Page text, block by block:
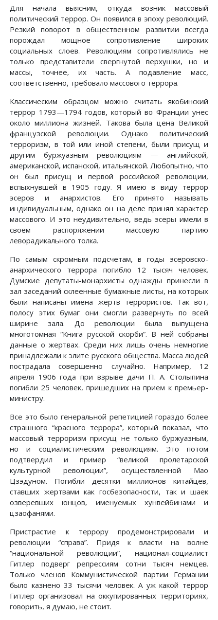
Для начала выясним, откуда возник массовый
политический террор. Он появился в эпоху революций.
Резкий поворот в общественном развитии всегда
порождал мощное сопротивление широких
социальных слоев. Революциям сопротивлялись не
только представители свергнутой верхушки, но и
массы, точнее, их часть. А подавление масс,
соответственно, требовало массового террора.
Классическим образцом можно считать якобинский
террор 1793—1794 годов, который во Франции унес
около миллиона жизней. Такова была цена Великой
французской революции. Однако политический
терроризм, в той или иной степени, были присущ и
другим буржуазным революциям — английской,
американской, испанской, итальянской. Любопытно, что
он был присущ и первой российской революции,
вспыхнувшей в 1905 году. Я имею в виду террор
эсеров и анархистов. Его принято называть
индивидуальным, однако он на деле принял характер
массового. И это неудивительно, ведь эсеры имели в
своем распоряжении массовую партию
леворадикального толка.
По самым скромным подсчетам, в годы эсеровско-
анархического террора погибло 12 тысяч человек.
Думские депутаты-монархисты однажды принесли в
зал заседаний склеенные бумажные листы, на которых
были написаны имена жертв террористов. Так вот,
полосу этих бумаг они смогли развернуть по всей
ширине зала. До революции была выпущена
многотомная “Книга русской скорби”. В ней собраны
данные о жертвах. Среди них лишь очень немногие
принадлежали к элите русского общества. Масса людей
пострадала совершенно случайно. Например, 12
апреля 1906 года при взрыве дачи П. А. Столыпина
погибли 25 человек, пришедших на прием к премьер-
министру.
Все это было генеральной репетицией гораздо более
страшного “красного террора”, который показал, что
массовый терроризм присущ не только буржуазным,
но и социалистическим революциям. Это потом
подтвердил и пример “великой пролетарской
культурной революции”, осуществленной Мао
Цзэдуном. Погибли десятки миллионов китайцев,
ставших жертвами как госбезопасности, так и шаек
озверевших юнцов, именуемых хунвейбинами и
цзаофанями.
Пристрастие к террору продемонстрировали и
революции “справа”. Придя к власти на волне
“национальной революции”, национал-социалист
Гитлер подверг репрессиям сотни тысяч немцев.
Только членов Коммунисти­ческой партии Германии
было казнено 33 тысячи человек. А уж какой террор
Гитлер организовал на оккупированных территориях,
говорить, я думаю, не стоит.